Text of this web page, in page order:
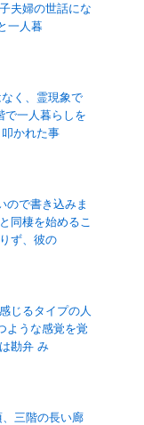
夫婦の世話にな
一人暮
く、霊現象で
で一人暮らしを
かれた事
ので書き込みま
同棲を始めるこ
ず、彼の
じるタイプの人
ような感覚を覚
勘弁 み
三階の長い廊